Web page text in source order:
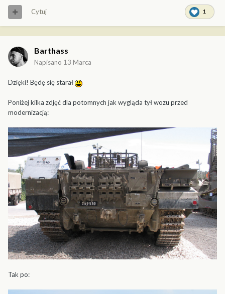
1
Cytuj
Barthass
Napisano 13 Marca
Dzięki! Będę się starał
Poniżej kilka zdjęć dla potomnych jak wygląda tył wozu przed
modernizacją:
Tak po: